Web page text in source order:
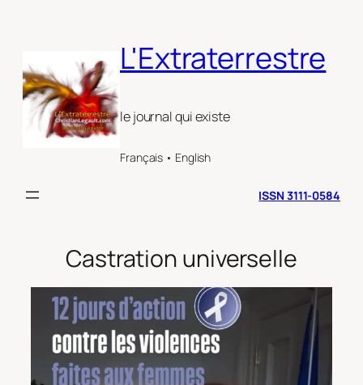
L'Extraterrestre
le journal qui existe
Français • English
ISSN 3111-0584
Castration universelle